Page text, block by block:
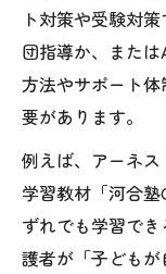
ト対策や受験対
団指導か、また
方法やサポート
要があります。
例えば、アーネ
学習教材「河合
ずれでも学習で
護者が「子ども